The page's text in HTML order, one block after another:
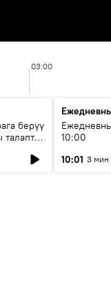
03:00
берүү
10:00
10:01 3 мин